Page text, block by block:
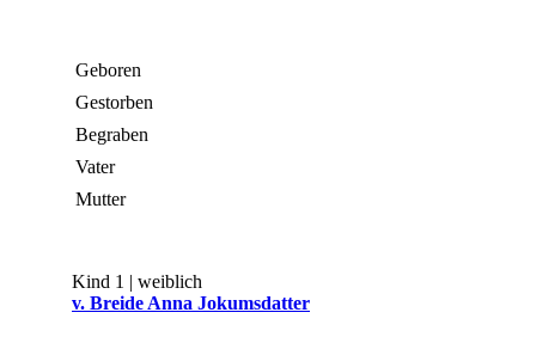
Geboren
Gestorben
Begraben
Vater
Mutter
Kind 1 | weiblich
v. Breide Anna Jokumsdatter